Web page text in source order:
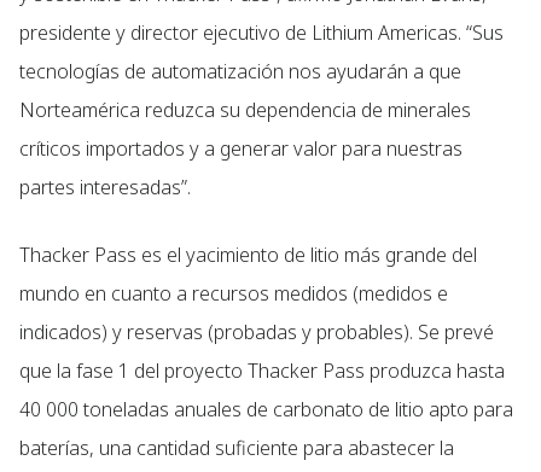
presidente y director ejecutivo de Lithium Americas. “Sus
tecnologías de automatización nos ayudarán a que
Norteamérica reduzca su dependencia de minerales
críticos importados y a generar valor para nuestras
partes interesadas”.
Thacker Pass es el yacimiento de litio más grande del
mundo en cuanto a recursos medidos (medidos e
indicados) y reservas (probadas y probables). Se prevé
que la fase 1 del proyecto Thacker Pass produzca hasta
40 000 toneladas anuales de carbonato de litio apto para
baterías, una cantidad suficiente para abastecer la